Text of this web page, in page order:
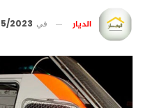
الديار في - 18:05